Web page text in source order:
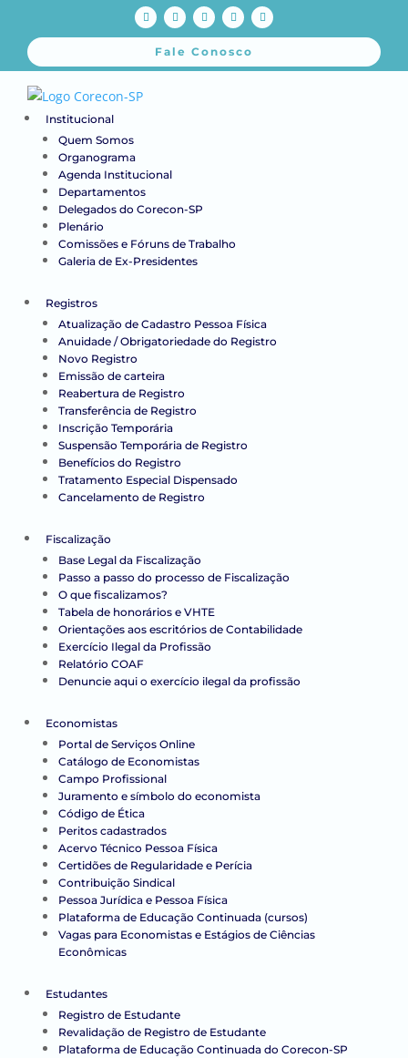
Fale Conosco
Institucional
Quem Somos
Organograma
Agenda Institucional
Departamentos
Delegados do Corecon-SP
Plenário
Comissões e Fóruns de Trabalho
Galeria de Ex-Presidentes
Registros
Atualização de Cadastro Pessoa Física
Anuidade / Obrigatoriedade do Registro
Novo Registro
Emissão de carteira
Reabertura de Registro
Transferência de Registro
Inscrição Temporária
Suspensão Temporária de Registro
Benefícios do Registro
Tratamento Especial Dispensado
Cancelamento de Registro
Fiscalização
Base Legal da Fiscalização
Passo a passo do processo de Fiscalização
O que fiscalizamos?
Tabela de honorários e VHTE
Orientações aos escritórios de Contabilidade
Exercício Ilegal da Profissão
Relatório COAF
Denuncie aqui o exercício ilegal da profissão
Economistas
Portal de Serviços Online
Catálogo de Economistas
Campo Profissional
Juramento e símbolo do economista
Código de Ética
Peritos cadastrados
Acervo Técnico Pessoa Física
Certidões de Regularidade e Perícia
Contribuição Sindical
Pessoa Jurídica e Pessoa Física
Plataforma de Educação Continuada (cursos)
Vagas para Economistas e Estágios de Ciências
Econômicas
Estudantes
Registro de Estudante
Revalidação de Registro de Estudante
Plataforma de Educação Continuada do Corecon-SP